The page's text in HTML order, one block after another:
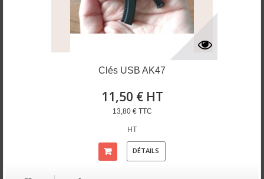
Clés USB AK47
11,50 € HT
13,80 € TTC
HT
DÉTAILS